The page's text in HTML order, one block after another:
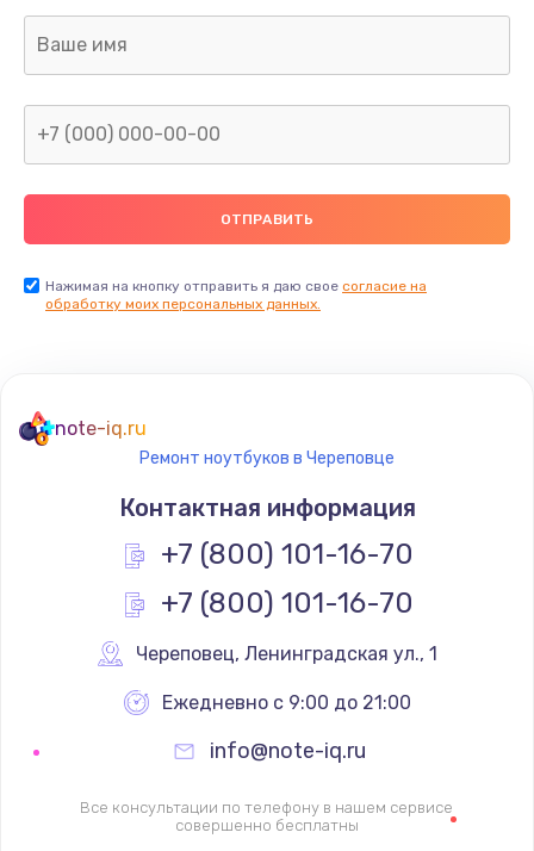
Нажимая на кнопку отправить я даю свое согласие на
обработку моих персональных данных.
note-iq.ru
Ремонт ноутбуков в Череповце
Контактная информация
+7 (800) 101-16-70
+7 (800) 101-16-70
Череповец, Ленинградская ул., 1
Ежедневно с 9:00 до 21:00
info@note-iq.ru
Все консультации по телефону в нашем сервисе
совершенно бесплатны